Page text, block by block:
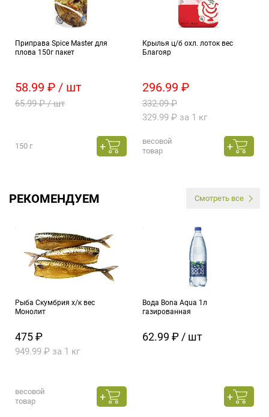
Приправа Spice Master для
плова 150г пакет
58.99 ₽ / шт
65.99 ₽ / шт
150 г
Крылья ц/б охл. лоток вес
Благояр
296.99 ₽
332.09 ₽
329.99 ₽ за 1 кг
весовой
товар
РЕКОМЕНДУЕМ Смотреть все
Рыба Скумбрия х/к вес
Монолит
475 ₽
949.99 ₽ за 1 кг
весовой
товар
Вода Bona Aqua 1л
газированная
62.99 ₽ / шт